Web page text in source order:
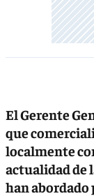
El Gerente
que
localmente
actualidad de
han